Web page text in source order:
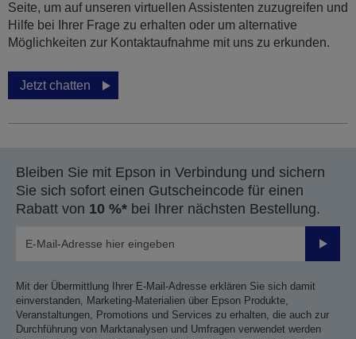
Seite, um auf unseren virtuellen Assistenten zuzugreifen und
Hilfe bei Ihrer Frage zu erhalten oder um alternative
Möglichkeiten zur Kontaktaufnahme mit uns zu erkunden.
Jetzt chatten
Bleiben Sie mit Epson in Verbindung und sichern
Sie sich sofort einen Gutscheincode für einen
Rabatt von 10 %* bei Ihrer nächsten Bestellung.
Mit der Übermittlung Ihrer E-Mail-Adresse erklären Sie sich damit
einverstanden, Marketing-Materialien über Epson Produkte,
Veranstaltungen, Promotions und Services zu erhalten, die auch zur
Durchführung von Marktanalysen und Umfragen verwendet werden